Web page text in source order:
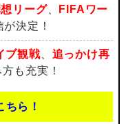
リーグ、
FIFAワー
決定！
ブ観戦、 追っかけ再
も充実！
ちら！